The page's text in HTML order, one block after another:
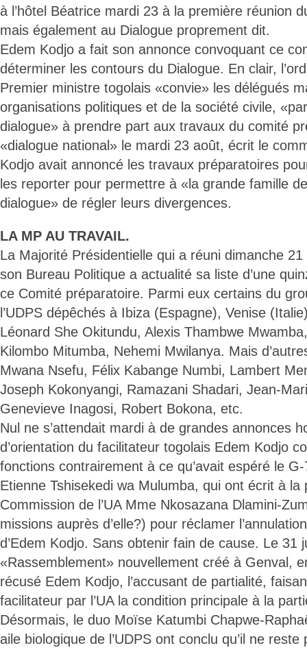
à l’hôtel Béatrice mardi 23 à la première réunion
mais également au Dialogue proprement dit.
Edem Kodjo a fait son annonce convoquant ce
déterminer les contours du Dialogue. En clair,
Premier ministre togolais «convie» les délégués
organisations politiques et de la société civile,
dialogue» à prendre part aux travaux du comité
«dialogue national» le mardi 23 août, écrit le
Kodjo avait annoncé les travaux préparatoires
les reporter pour permettre à «la grande famille
dialogue» de régler leurs divergences.
LA MP AU TRAVAIL.
La Majorité Présidentielle qui a réuni dimanche
son Bureau Politique a actualité sa liste d’une
ce Comité préparatoire. Parmi eux certains du
l’UDPS dépêchés à Ibiza (Espagne), Venise
Léonard She Okitundu, Alexis Thambwe
Kilombo Mitumba, Nehemi Mwilanya. Mais
Mwana Nsefu, Félix Kabange Numbi, Lambert
Joseph Kokonyangi, Ramazani Shadari, Jean-
Genevieve Inagosi, Robert Bokona, etc.
Nul ne s’attendait mardi à de grandes annonces
d’orientation du facilitateur togolais Edem Kodjo
fonctions contrairement à ce qu’avait espéré le
Etienne Tshisekedi wa Mulumba, qui ont écrit à la
Commission de l’UA Mme Nkosazana Dlamini-
missions auprès d’elle?) pour réclamer
d’Edem Kodjo. Sans obtenir fain de cause. Le 31
«Rassemblement» nouvellement créé à Genval,
récusé Edem Kodjo, l’accusant de partialité,
facilitateur par l’UA la condition principale à la
Désormais, le duo Moïse Katumbi Chapwe-
aile biologique de l’UDPS ont conclu qu’il ne reste